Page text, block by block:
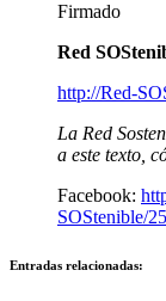
Firmado
Red
http://Red-
La Red
a este texto,
Facebook:
SOStenible/
Entradas relacionadas: